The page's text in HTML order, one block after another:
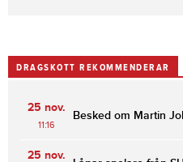
DRAGSKOTT REKOMMENDERAR
25 nov.
11:16
Besked om Martin
25 nov.